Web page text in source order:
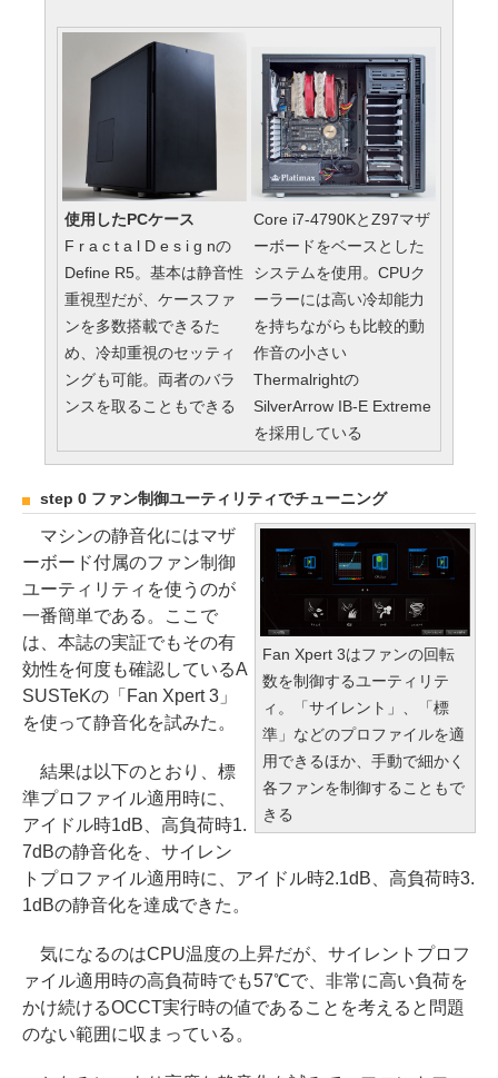
使用したPCケース
F r a c t a l D e s i g nの
Define R5。基本は静音性
重視型だが、ケースファ
ンを多数搭載できるた
め、冷却重視のセッティ
ングも可能。両者のバラ
ンスを取ることもできる
Core i7-4790KとZ97マザ
ーボードをベースとした
システムを使用。CPUク
ーラーには高い冷却能力
を持ちながらも比較的動
作音の小さい
Thermalrightの
SilverArrow IB-E Extreme
を採用している
step 0 ファン制御ユーティリティでチューニング
Fan Xpert 3はファンの回転
数を制御するユーティリテ
ィ。「サイレント」、「標
準」などのプロファイルを適
用できるほか、手動で細かく
各ファンを制御することもで
きる
マシンの静音化にはマザ
ーボード付属のファン制御
ユーティリティを使うのが
一番簡単である。ここで
は、本誌の実証でもその有
効性を何度も確認しているA
SUSTeKの「Fan Xpert 3」
を使って静音化を試みた。
結果は以下のとおり、標
準プロファイル適用時に、
アイドル時1dB、高負荷時1.
7dBの静音化を、サイレン
トプロファイル適用時に、アイドル時2.1dB、高負荷時3.
1dBの静音化を達成できた。
気になるのはCPU温度の上昇だが、サイレントプロフ
ァイル適用時の高負荷時でも57℃で、非常に高い負荷を
かけ続けるOCCT実行時の値であることを考えると問題
のない範囲に収まっている。